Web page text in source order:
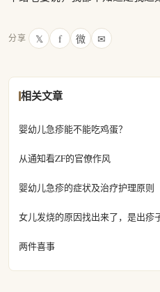
分享 𝕏 f 微 ✉
相关文章
婴幼儿急疹能不能吃鸡蛋？
从通知看ZF的官僚作风
婴幼儿急疹的症状及治疗护理原则
女儿发烧的原因找出来了，是出疹
两件喜事